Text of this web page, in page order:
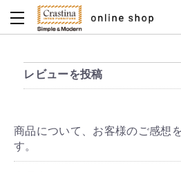
ダイニングテーブルセット
レビューを投稿
商品について、お客様のご感想
す。